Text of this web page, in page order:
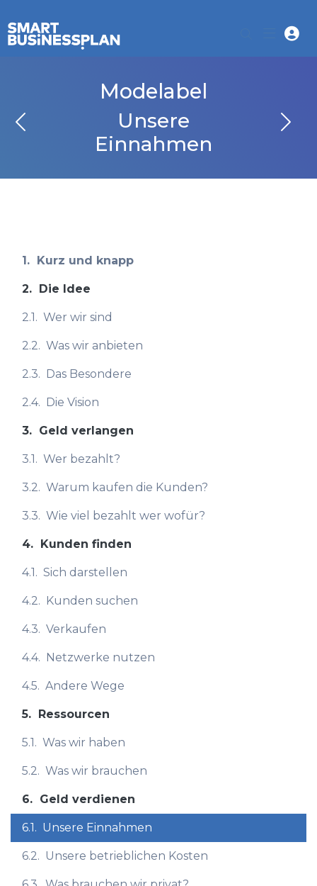
Modelabel
Unsere
Einnahmen
1. Kurz und knapp
2. Die Idee
2.1. Wer wir sind
2.2. Was wir anbieten
2.3. Das Besondere
2.4. Die Vision
3. Geld verlangen
3.1. Wer bezahlt?
3.2. Warum kaufen die Kunden?
3.3. Wie viel bezahlt wer wofür?
4. Kunden finden
4.1. Sich darstellen
4.2. Kunden suchen
4.3. Verkaufen
4.4. Netzwerke nutzen
4.5. Andere Wege
5. Ressourcen
5.1. Was wir haben
5.2. Was wir brauchen
6. Geld verdienen
6.1. Unsere Einnahmen
6.2. Unsere betrieblichen Kosten